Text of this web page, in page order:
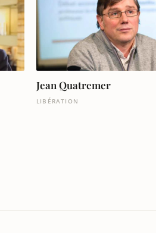
Jean Quatremer
LIBÉRATION